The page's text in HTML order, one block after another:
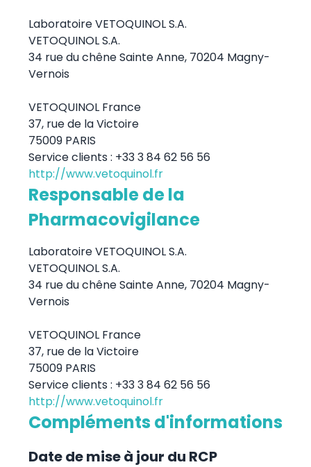
Laboratoire VETOQUINOL S.A.
VETOQUINOL S.A.
34 rue du chêne Sainte Anne, 70204 Magny-
Vernois
VETOQUINOL France
37, rue de la Victoire
75009 PARIS
Service clients : +33 3 84 62 56 56
http://www.vetoquinol.fr
Responsable de la
Pharmacovigilance
Laboratoire VETOQUINOL S.A.
VETOQUINOL S.A.
34 rue du chêne Sainte Anne, 70204 Magny-
Vernois
VETOQUINOL France
37, rue de la Victoire
75009 PARIS
Service clients : +33 3 84 62 56 56
http://www.vetoquinol.fr
Compléments d'informations
Date de mise à jour du RCP